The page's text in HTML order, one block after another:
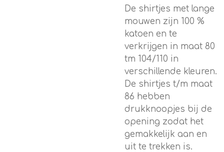
De shirtjes met lange
mouwen zijn 100 %
katoen en te
verkrijgen in maat 80
tm 104/110 in
verschillende kleuren.
De shirtjes t/m maat
86 hebben
drukknoopjes bij de
opening zodat het
gemakkelijk aan en
uit te trekken is.